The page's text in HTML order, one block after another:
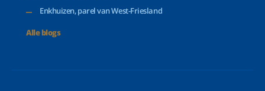
Enkhuizen, parel van West-Friesland
Alle blogs